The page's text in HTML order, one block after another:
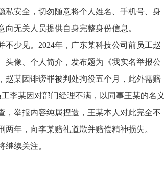
私安全，切勿随意将个人姓名、手机号、身
无关人员提供自身完整身份信息。
少见。2024年，广东某科技公司前员工赵
头像、个人简介，发布题为《我实名举报公
赵某因诽谤罪被判处拘役五个月，此外需赔
李某因对部门经理不满，以同事王某的名义
，举报内容纯属捏造，王某本人对此完全不
年，向李某赔礼道歉并赔偿精神损失。
继续关注。